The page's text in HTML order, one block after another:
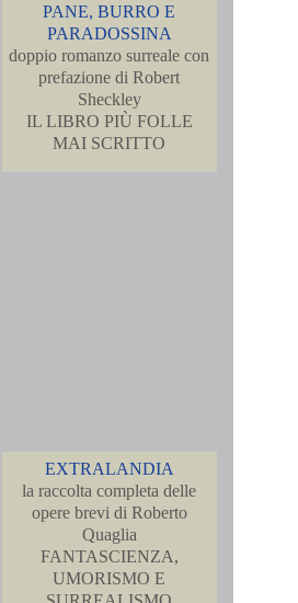
PANE, BURRO E
PARADOSSINA
doppio romanzo surreale con
prefazione di Robert
Sheckley
IL LIBRO PIÙ FOLLE
MAI SCRITTO
EXTRALANDIA
la raccolta completa delle
opere brevi di Roberto
Quaglia
FANTASCIENZA,
UMORISMO E